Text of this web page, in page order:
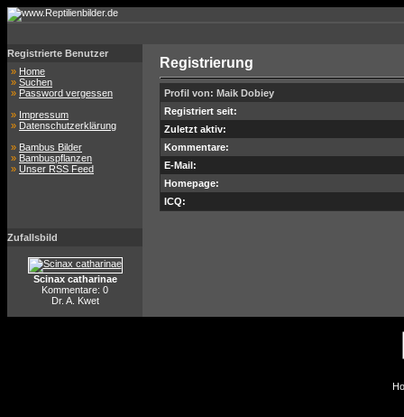
Registrierte Benutzer
» Home
» Suchen
» Password vergessen
» Impressum
» Datenschutzerklärung
» Bambus Bilder
» Bambuspflanzen
» Unser RSS Feed
Zufallsbild
Scinax catharinae
Kommentare: 0
Dr. A. Kwet
Registrierung
Profil von: Maik Dobiey
Registriert seit:
Zuletzt aktiv:
Kommentare:
E-Mail:
Homepage:
ICQ: